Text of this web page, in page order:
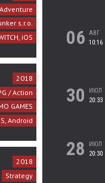
Adventure
s.r.o.
iOS
2018
/ Action
GAMES
Android
2018
Strategy
06 АВГ
10:16
30
ИЮЛ
20:33
28
ИЮЛ
20:30